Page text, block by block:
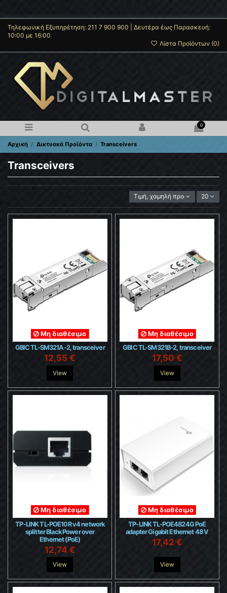
Τηλεφωνική Εξυπηρέτηση: 211 7 900 900 | Δευτέρα έως Παρασκευή:
10:00 με 16:00
Λίστα Προϊόντων (0)
0
Αρχική Δικτυακά Προϊόντα Transceivers
Transceivers
Τιμή, χαμηλή προς υψηλή
20
Μη διαθέσιμο
GBIC TL-SM321A-2, transceiver
12,55 €
View
Μη διαθέσιμο
GBIC TL-SM321B-2, transceiver
17,50 €
View
Μη διαθέσιμο
TP-LINK TL-POE10R v4 network
splitter Black Power over
Ethernet (PoE)
12,74 €
View
Μη διαθέσιμο
TP-LINK TL-POE4824G PoE
adapter Gigabit Ethernet 48 V
17,42 €
View